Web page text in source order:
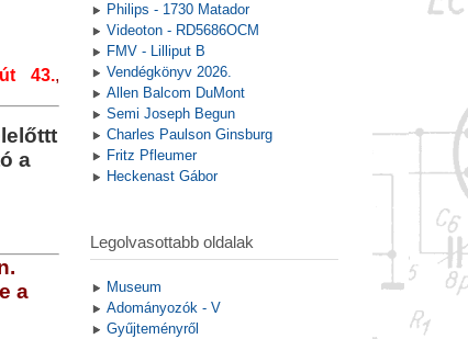
43.,
a
a
Philips - 1730 Matador
Videoton - RD5686OCM
FMV - Lilliput B
Vendégkönyv 2026.
Allen Balcom DuMont
Semi Joseph Begun
Charles Paulson Ginsburg
Fritz Pfleumer
Heckenast Gábor
Legolvasottabb oldalak
Museum
Adományozók - V
Gyűjteményről